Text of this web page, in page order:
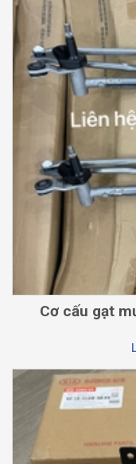
Cơ cấu gạt